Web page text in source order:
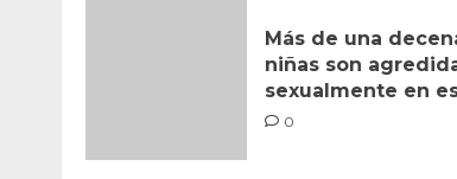
Más de una
niñas son
sexualmente en
0